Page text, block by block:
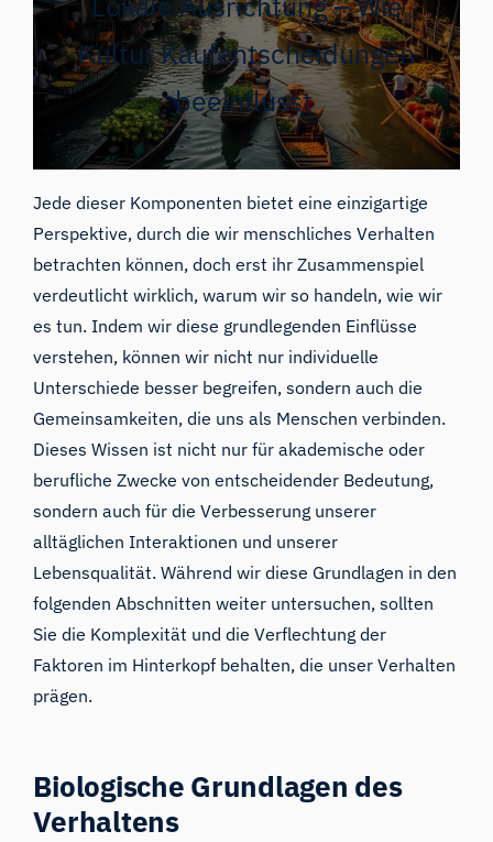
Kultur Kaufentscheidungen
beeinflusst
Jede dieser Komponenten bietet eine einzigartige
Perspektive, durch die wir menschliches Verhalten
betrachten können, doch erst ihr Zusammenspiel
verdeutlicht wirklich, warum wir so handeln, wie wir
es tun. Indem wir diese grundlegenden Einflüsse
verstehen, können wir nicht nur individuelle
Unterschiede besser begreifen, sondern auch die
Gemeinsamkeiten, die uns als Menschen verbinden.
Dieses Wissen ist nicht nur für akademische oder
berufliche Zwecke von entscheidender Bedeutung,
sondern auch für die Verbesserung unserer
alltäglichen Interaktionen und unserer
Lebensqualität. Während wir diese Grundlagen in den
folgenden Abschnitten weiter untersuchen, sollten
Sie die Komplexität und die Verflechtung der
Faktoren im Hinterkopf behalten, die unser Verhalten
prägen.
Biologische Grundlagen des
Verhaltens